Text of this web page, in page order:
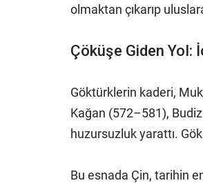
olmaktan çıkarıp
Çöküşe Giden Yol:
Göktürklerin kaderi,
Kağan (572–581),
huzursuzluk yarattı.
Bu esnada Çin, tarihin